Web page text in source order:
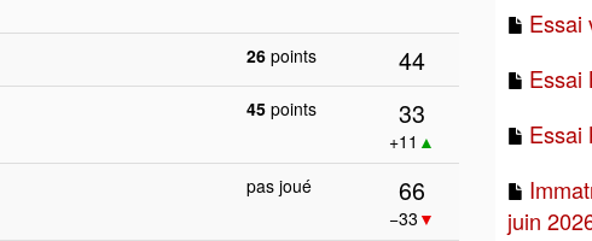
26 points 44
45 points 33
+11 ▲
pas joué 66
−33 ▼
Essai
Essai
Essai
juin